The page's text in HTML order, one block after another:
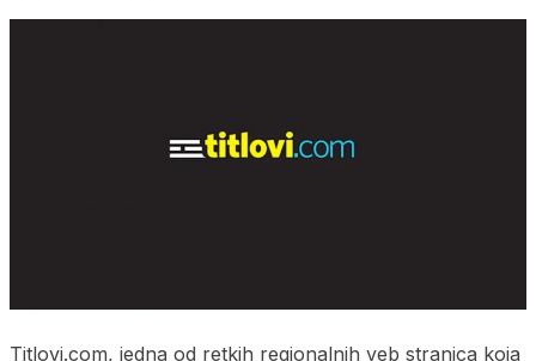
Titlovi.com, jedna od retkih regionalnih veb stranica koja